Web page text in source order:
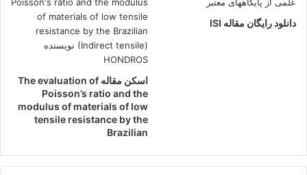
دانلود رایگان مقاله ISI
اسکن مقاله The evaluation of
Poisson’s ratio and the
modulus of materials of low
tensile resistance by the
Brazilian